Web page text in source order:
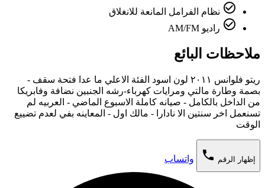
check_circle_outline نظام الفرامل المانعة للانغلاق
check_circle_outline راديو AM/FM
ملاحظات البائع
ريتو فلوانس ٢٠١١ لون اسود الفئة الاعلي ما عدا فتحة سقف -
بصمة وطارة مالتي ومرايات كهرباء-رشه الجنبين نضافة وفابريكا
من الداخل بالكامل - صيانه كاملة الاسبوع الماضي - العربيه لم
تسنعمل اخر سنتين الا نادارا - مالك اول - المعاينه بفي لعدم تضييع
الوقت
إظهار الرقم phone واتساب